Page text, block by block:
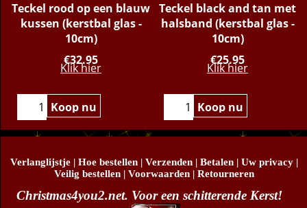
Teckel rood op een blauw
kussen (kerstbal glas -
10cm)
€32.95
Klik hier
Koop nu
Teckel black and tan met
halsband (kerstbal glas -
10cm)
€25.95
Klik hier
Koop nu
Verlanglijstje | Hoe bestellen | Verzenden | Betalen | Uw privacy |
Veilig bestellen | Voorwaarden | Retourneren
Christmas4you2.net. Voor een schitterende Kerst!